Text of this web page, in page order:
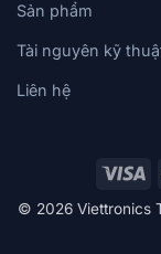
Sản phẩm
Tài nguyên kỹ
Liên hệ
© 2026 Viettronics